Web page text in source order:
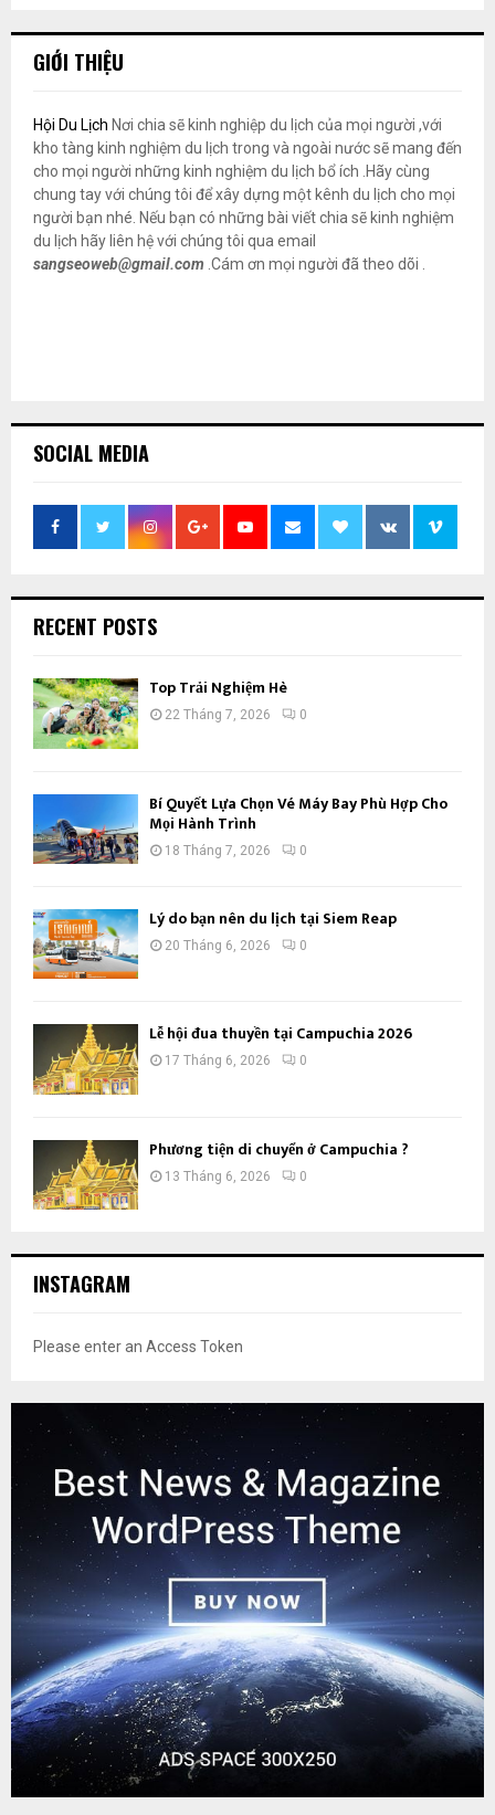
GIỚI THIỆU
Hội Du Lịch Nơi chia sẽ kinh nghiệp du lịch của mọi người ,với
kho tàng kinh nghiệm du lịch trong và ngoài nước sẽ mang đến
cho mọi người những kinh nghiệm du lịch bổ ích .Hãy cùng
chung tay với chúng tôi để xây dựng một kênh du lịch cho mọi
người bạn nhé. Nếu bạn có những bài viết chia sẽ kinh nghiệm
du lịch hãy liên hệ với chúng tôi qua email
sangseoweb@gmail.com .Cám ơn mọi người đã theo dõi .
SOCIAL MEDIA
RECENT POSTS
Top Trải Nghiệm Hè
22 Tháng 7, 2026 0
Bí Quyết Lựa Chọn Vé Máy Bay Phù Hợp Cho
Mọi Hành Trình
18 Tháng 7, 2026 0
Lý do bạn nên du lịch tại Siem Reap
20 Tháng 6, 2026 0
Lễ hội đua thuyền tại Campuchia 2026
17 Tháng 6, 2026 0
Phương tiện di chuyển ở Campuchia ?
13 Tháng 6, 2026 0
INSTAGRAM
Please enter an Access Token